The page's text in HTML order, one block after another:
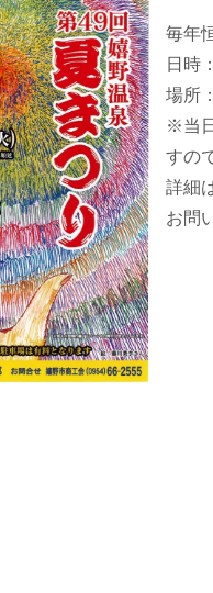
毎年
日時
場所
※当
すの
詳細
お問